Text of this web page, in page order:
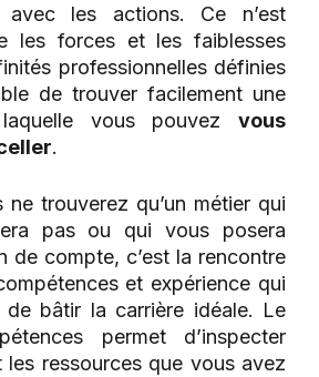
avec les actions. Ce n’est
les forces et les faiblesses
professionnelles définies
de trouver facilement une
vous pouvez vous
.
ne trouverez qu’un métier qui
pas ou qui vous posera
de compte, c’est la rencontre
et expérience qui
de bâtir la carrière idéale. Le
permet d’inspecter
les ressources que vous avez